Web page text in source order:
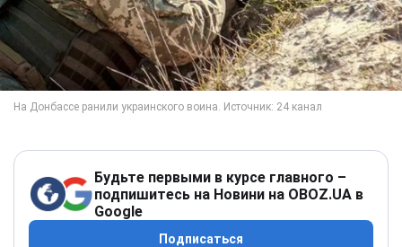
Будьте первыми в курсе главного –
подпишитесь на Новини на OBOZ.UA в
Google
Подписаться